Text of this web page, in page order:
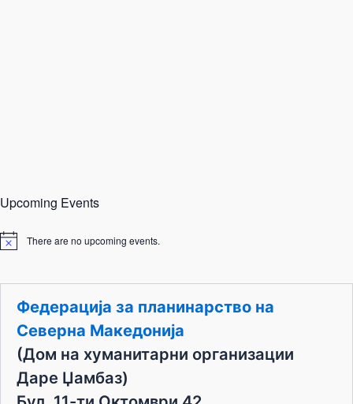
Upcoming Events
N
i
There are no upcoming events.
Федерација за планинарство на
Северна Македонија
(Дом на хуманитарни организации
Даре Џамбаз)